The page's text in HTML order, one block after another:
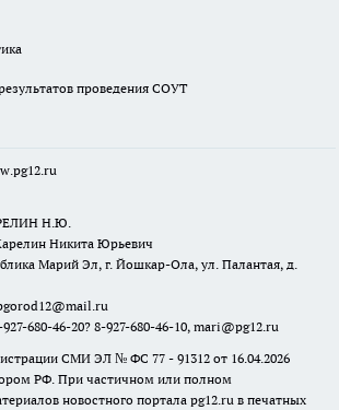
проведения СОУТ
Н.Ю.
Никита Юрьевич
Марий Эл, г. Йошкар-Ола, ул. Палантая, д.
680-46-20? 8-927-680-46-10, mari@pg12.ru
СМИ ЭЛ № ФС 77 - 91312 от 16.04.2026
РФ. При частичном или полном
новостного портала pg12.ru в печатных